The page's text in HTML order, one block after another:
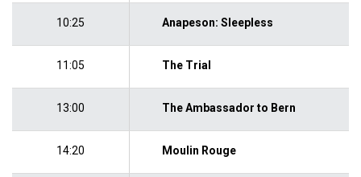
10:25 Anapeson: Sleepless
11:05 The Trial
13:00 The Ambassador to Bern
14:20 Moulin Rouge